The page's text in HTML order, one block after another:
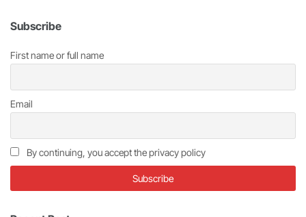
Subscribe
First name or full name
Email
By continuing, you accept the privacy policy